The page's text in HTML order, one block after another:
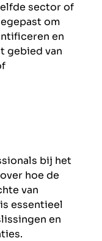
sector of
om
en
gebied van
bij het
hoe de
van
essentieel
en